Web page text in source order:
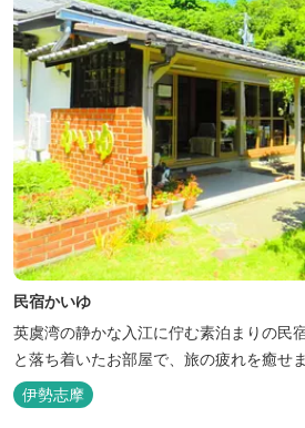
民宿かいゆ
英虞湾の静かな入江に佇む素泊まりの民
と落ち着いたお部屋で、旅の疲れを癒せま
伊勢志摩